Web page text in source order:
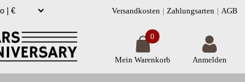
Versandkosten Zahlungsarten AGB
Anmelden
Mein Warenkorb
0